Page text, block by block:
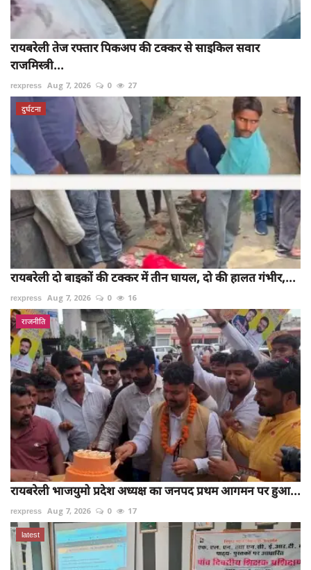
रायबरेली तेज रफ्तार पिकअप की टक्कर से साइकिल सवार
राजमिस्त्री...
rexpress Aug 7, 2026 0 27
दुर्घटना
रायबरेली दो बाइकों की टक्कर में तीन घायल, दो की हालत गंभीर,...
rexpress Aug 7, 2026 0 16
राजनीति
रायबरेली भाजयुमो प्रदेश अध्यक्ष का जनपद प्रथम आगमन पर हुआ...
rexpress Aug 7, 2026 0 17
latest